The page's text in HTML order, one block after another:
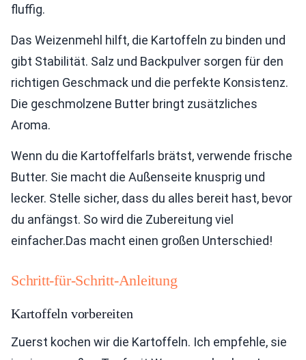
fluffig.
Das Weizenmehl hilft, die Kartoffeln zu binden und
gibt Stabilität. Salz und Backpulver sorgen für den
richtigen Geschmack und die perfekte Konsistenz.
Die geschmolzene Butter bringt zusätzliches
Aroma.
Wenn du die Kartoffelfarls brätst, verwende frische
Butter. Sie macht die Außenseite knusprig und
lecker. Stelle sicher, dass du alles bereit hast, bevor
du anfängst. So wird die Zubereitung viel
einfacher.Das macht einen großen Unterschied!
Schritt-für-Schritt-Anleitung
Kartoffeln vorbereiten
Zuerst kochen wir die Kartoffeln. Ich empfehle, sie